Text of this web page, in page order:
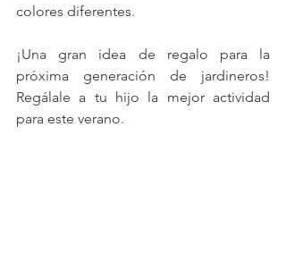
colores diferentes.
¡Una gran idea de regalo para la
próxima generación de jardineros!
Regálale a tu hijo la mejor actividad
para este verano.